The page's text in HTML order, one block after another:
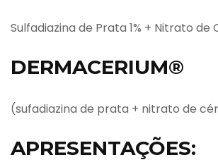
Sulfadiazina de Prata 1% + Nitrato de
DERMACERIUM®
(sufadiazina de prata + nitrato de
APRESENTAÇÕES: